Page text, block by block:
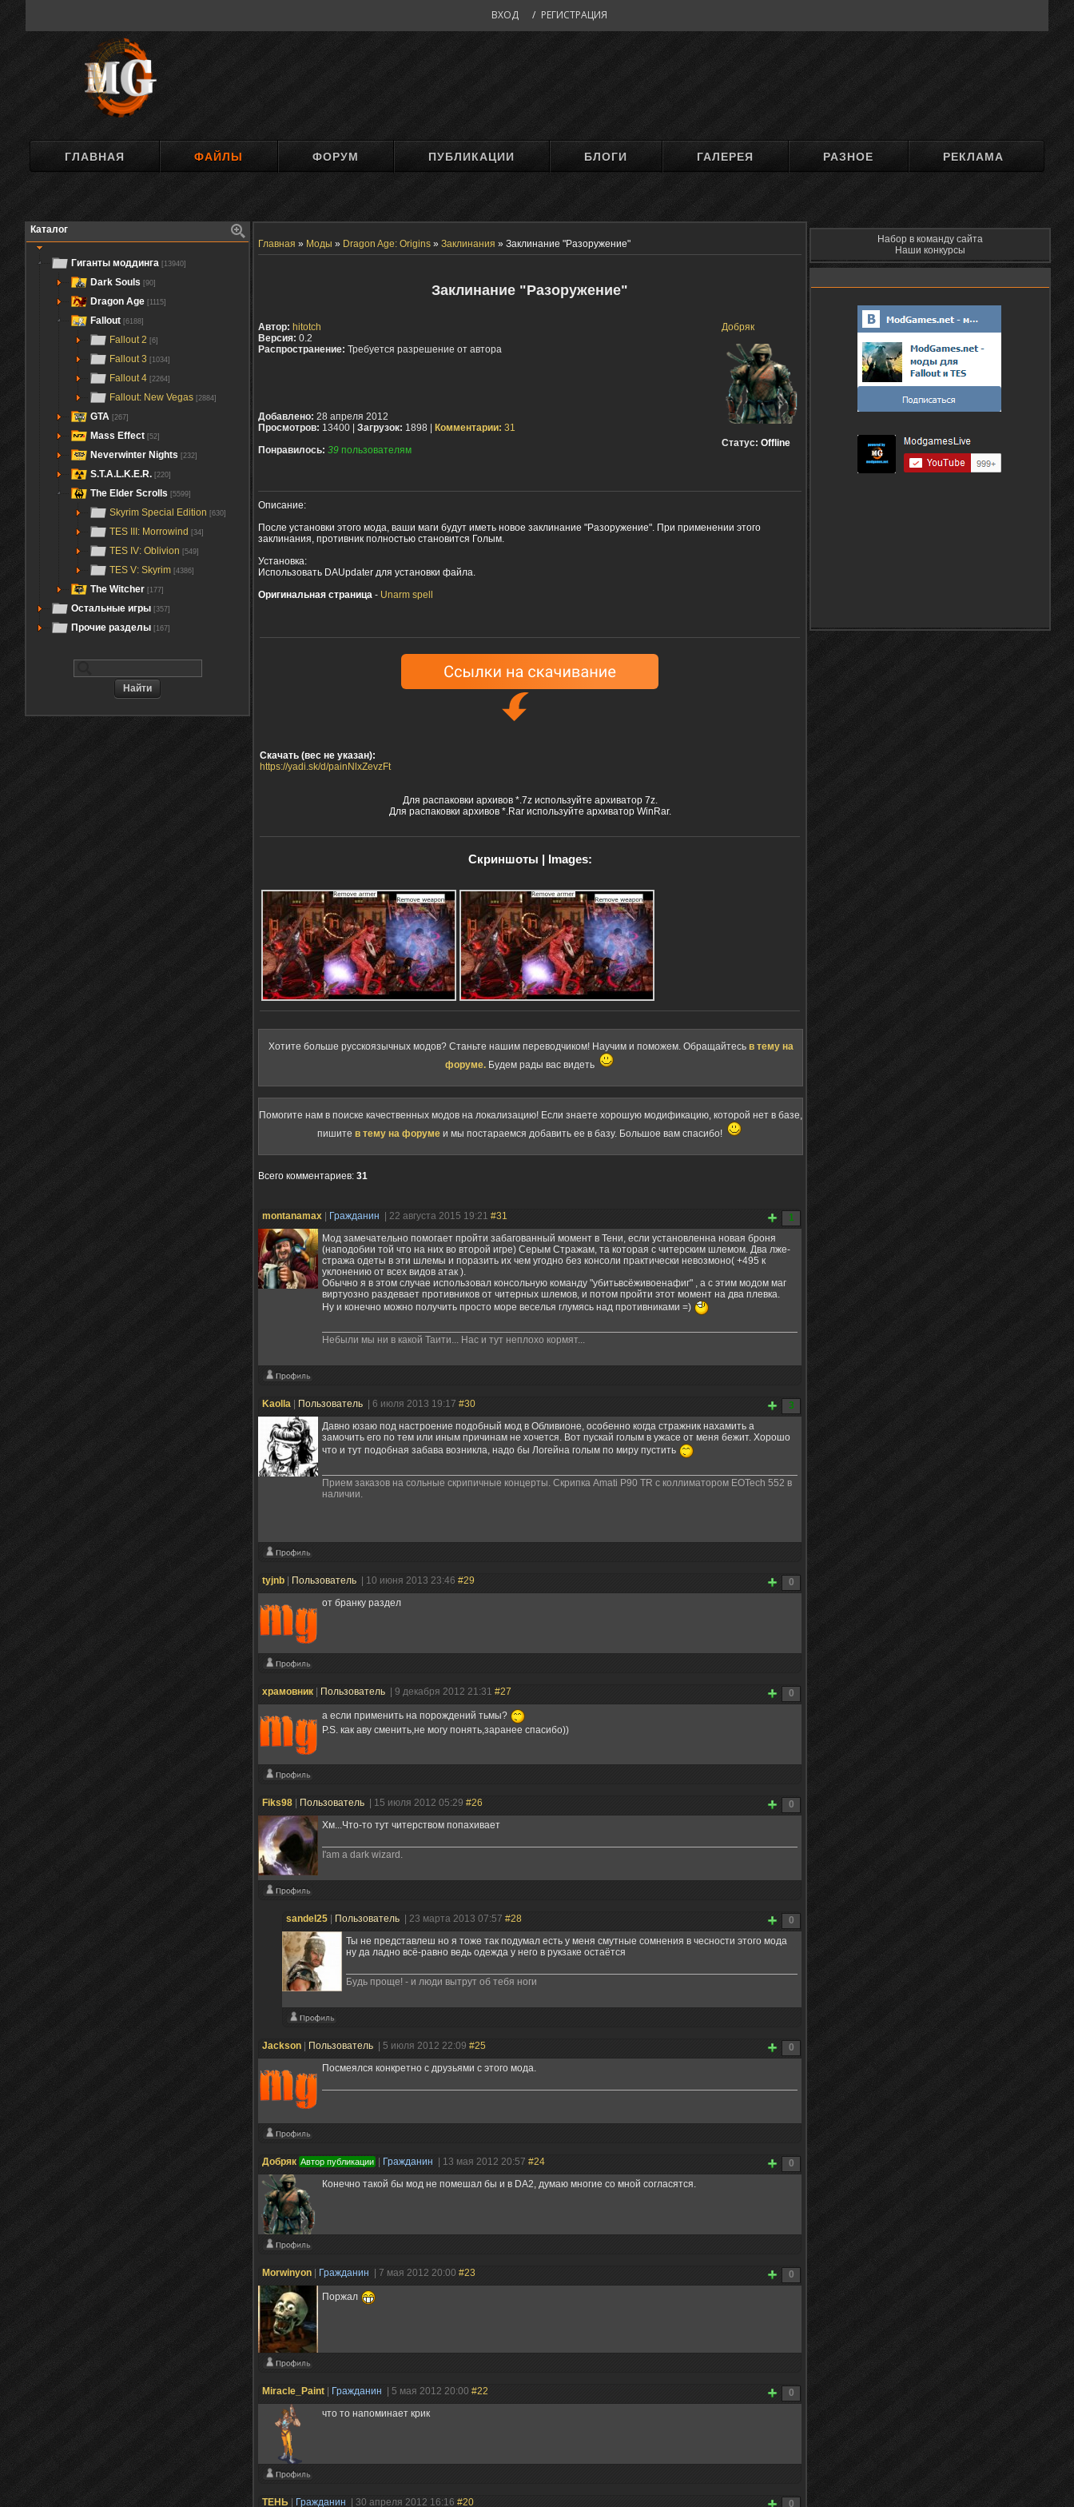
ВХОД / РЕГИСТРАЦИЯ
ГЛАВНАЯ ФАЙЛЫ ФОРУМ ПУБЛИКАЦИИ БЛОГИ ГАЛЕРЕЯ РАЗНОЕ РЕКЛАМА
Каталог
Гиганты моддинга [13940]
Dark Souls [90]
Dragon Age [1115]
Fallout [6188]
Fallout 2 [6]
Fallout 3 [1034]
Fallout 4 [2264]
Fallout: New Vegas [2884]
GTA [267]
Mass Effect [52]
Neverwinter Nights [232]
S.T.A.L.K.E.R. [220]
The Elder Scrolls [5599]
Skyrim Special Edition [630]
TES III: Morrowind [34]
TES IV: Oblivion [549]
TES V: Skyrim [4386]
The Witcher [177]
Остальные игры [357]
Прочие разделы [167]
Главная » Моды » Dragon Age: Origins » Заклинания » Заклинание "Разоружение"
Заклинание "Разоружение"
Добряк
Статус: Offline
Автор: hitotch
Версия: 0.2
Распространение: Требуется разрешение от автора
Добавлено: 28 апреля 2012
Просмотров: 13400 | Загрузок: 1898 | Комментарии: 31
Понравилось: 39 пользователям
Описание:
После установки этого мода, ваши маги будут иметь новое заклинание "Разоружение". При применении этого
заклинания, противник полностью становится Голым.
Установка:
Использовать DAUpdater для установки файла.
Оригинальная страница - Unarm spell
Скачать (вес не указан):
https://yadi.sk/d/painNlxZevzFt
Для распаковки архивов *.7z используйте архиватор 7z.
Для распаковки архивов *.Rar используйте архиватор WinRar.
Скриншоты | Images:
Хотите больше русскоязычных модов? Станьте нашим переводчиком! Научим и поможем. Обращайтесь в тему на
форуме. Будем рады вас видеть
Помогите нам в поиске качественных модов на локализацию! Если знаете хорошую модификацию, которой нет в базе,
пишите в тему на форуме и мы постараемся добавить ее в базу. Большое вам спасибо!
Всего комментариев: 31
1
montanamax Гражданин | 22 августа 2015 19:21 #31
Мод замечательно помогает пройти забагованный момент в Тени, если установленна новая броня
(наподобии той что на них во второй игре) Серым Стражам, та которая с читерским шлемом. Два лже-
стража одеты в эти шлемы и поразить их чем угодно без консоли практически невозмоно( +495 к
уклонению от всех видов атак ).
Обычно я в этом случае использовал консольную команду "убитьвсёживоенафиг" , а с этим модом маг
виртуозно раздевает противников от читерных шлемов, и потом пройти этот момент на два плевка.
Ну и конечно можно получить просто море веселья глумясь над противниками =)
Небыли мы ни в какой Таити... Нас и тут неплохо кормят...
3
Kaolla Пользователь | 6 июля 2013 19:17 #30
Давно юзаю под настроение подобный мод в Обливионе, особенно когда стражник нахамить а
замочить его по тем или иным причинам не хочется. Вот пускай голым в ужасе от меня бежит. Хорошо
что и тут подобная забава возникла, надо бы Логейна голым по миру пустить
Прием заказов на сольные скрипичные концерты. Скрипка Amati P90 TR с коллиматором EOTech 552 в
наличии.
0
tyjnb Пользователь | 10 июня 2013 23:46 #29
от бранку раздел
0
xрамовник Пользователь | 9 декабря 2012 21:31 #27
а если применить на порождений тьмы?
P.S. как аву сменить,не могу понять,заранее спасибо))
0
Fiks98 Пользователь | 15 июля 2012 05:29 #26
Хм...Что-то тут читерством попахивает
I'am a dark wizard.
0
sandel25 Пользователь | 23 марта 2013 07:57 #28
Ты не представлеш но я тоже так подумал есть у меня смутные сомнения в чесности этого мода
ну да ладно всё-равно ведь одежда у него в рукзаке остаётся
Будь проще! - и люди вытрут об тебя ноги
0
Jackson Пользователь | 5 июля 2012 22:09 #25
Посмеялся конкретно с друзьями с этого мода.
0
Добряк Автор публикации Гражданин | 13 мая 2012 20:57 #24
Конечно такой бы мод не помешал бы и в DA2, думаю многие со мной согласятся.
0
Morwinyon Гражданин | 7 мая 2012 20:00 #23
Поржал
0
Miracle_Paint Гражданин | 5 мая 2012 20:00 #22
что то напоминает крик
0
ТЕНЬ Гражданин | 30 апреля 2012 16:16 #20
Набор в команду сайта
Наши конкурсы